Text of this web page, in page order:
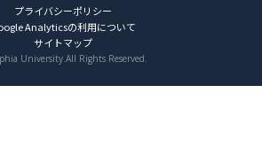
プライバシーポリシー
Analyticsの利用について
サイトマップ
University.All Rights Reserved.